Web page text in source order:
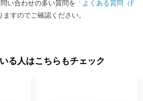
い合わせの多い質問を 「よくある質問（F
ますのでご確認ください。
る人はこちらもチェック